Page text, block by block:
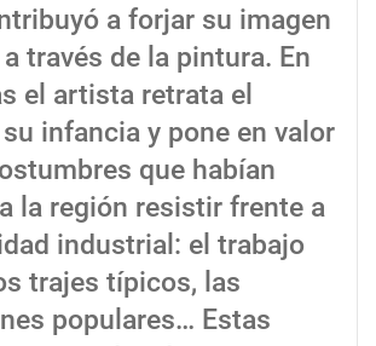
a forjar su imagen
través de la pintura. En
el artista retrata el
infancia y pone en valor
que habían
la región resistir frente a
industrial: el trabajo
trajes típicos, las
populares… Estas